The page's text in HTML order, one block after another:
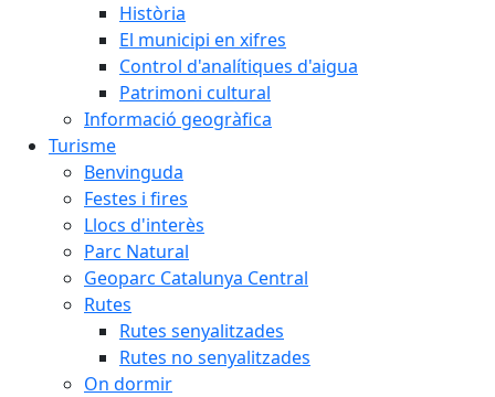
Història
El municipi en xifres
Control d'analítiques d'aigua
Patrimoni cultural
Informació geogràfica
Turisme
Benvinguda
Festes i fires
Llocs d'interès
Parc Natural
Geoparc Catalunya Central
Rutes
Rutes senyalitzades
Rutes no senyalitzades
On dormir